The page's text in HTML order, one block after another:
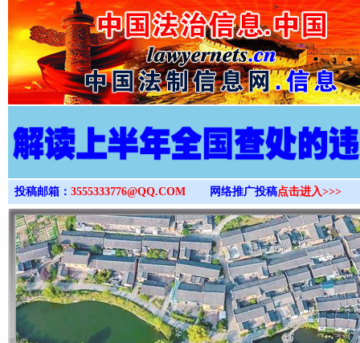
>
投稿邮箱： 3555333776@QQ.COM 网络推广投稿点击进入>>>